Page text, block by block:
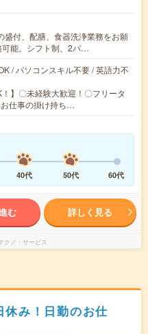
盛付、配膳、食器洗浄業務をお願
可能。シフト制、2パ…
/ パソコンスキル不要 / 英語力不
！】〇未経験大歓迎！〇フリータ
仕事の掛け持ち…
40代 50代 60代
む 詳しく見る
クノ・サービス
み！日勤のお仕